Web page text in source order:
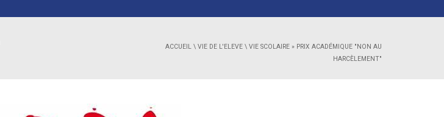
ACCUEIL \ VIE DE L'ELEVE \ VIE SCOLAIRE » PRIX ACADÉMIQUE "NON AU
HARCÈLEMENT"